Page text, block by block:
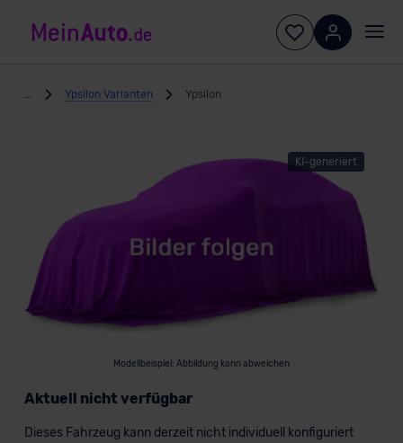
Ypsilon Varianten Ypsilon
KI-generiert
Modellbeispiel: Abbildung kann abweichen
Aktuell nicht verfügbar
Dieses Fahrzeug kann derzeit nicht individuell konfiguriert